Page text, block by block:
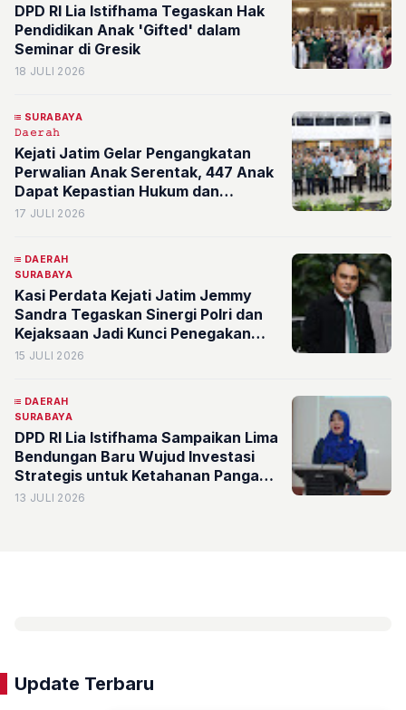
DPD RI Lia Istifhama Tegaskan Hak
Pendidikan Anak 'Gifted' dalam
Seminar di Gresik
18 JULI 2026
SURABAYA
𝙳𝚊𝚎𝚛𝚊𝚑
Kejati Jatim Gelar Pengangkatan
Perwalian Anak Serentak, 447 Anak
Dapat Kepastian Hukum dan
Perlindungan Negara
17 JULI 2026
DAERAH
SURABAYA
Kasi Perdata Kejati Jatim Jemmy
Sandra Tegaskan Sinergi Polri dan
Kejaksaan Jadi Kunci Penegakan
Hukum dan Edukasi Publik di Era
15 JULI 2026
DAERAH
SURABAYA
DPD RI Lia Istifhama Sampaikan Lima
Bendungan Baru Wujud Investasi
Strategis untuk Ketahanan Pangan
dan Kesejahteraan Rakyat
13 JULI 2026
Update Terbaru